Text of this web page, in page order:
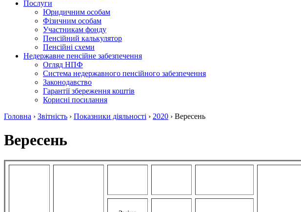
Послуги
Юридичним особам
Фізичним особам
Участникам фонду
Пенсійний калькулятор
Пенсійні схеми
Недержавне пенсійне забезпечення
Огляд НПФ
Система недержавного пенсійного забезпечення
Законодавство
Гарантії збереження коштів
Корисні посилання
Головна › Звітність › Показники діяльності › 2020 › Вересень
Вересень